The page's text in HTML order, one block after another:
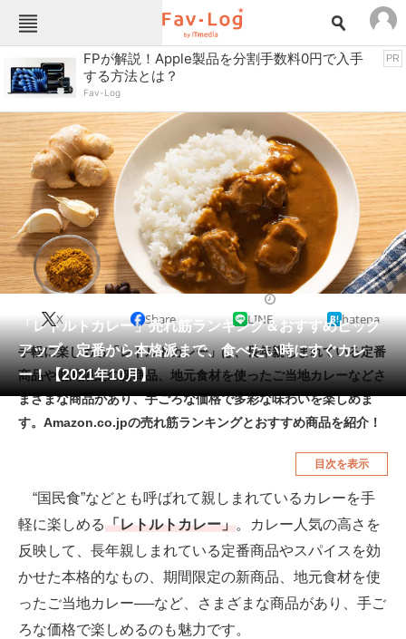
Fav-Logカテゴリー一覧
TOP
インテリア・収納 おもちゃ・ホビー
カメラ キッチン家電
キッチン用品 ゲーム
コンテンツ・サービス スイーツ・お菓子
スポーツ・レジャー スマホ・携帯電話
パソコン・タブレット ファッション
ペット 家電
工具・DIY 本・DVD・CD
生活家電 生活用品
空調・季節家電 美容・コスメ
釣り具・釣り用品 食品・飲料・お酒
メディア
FPが解説！Apple製品を分割手数料0円で入手
する方法とは？
Fav-Log
PR
「レトルトカレー」売れ筋ランキング＆おすすめピック
アップ 定番から本格派まで、食べたい時にすぐカレ
ー！【2021年10月】
X Share LINE hatena
手軽に楽しめる「レトルトカレー」は、長年親しまれている定番
商品や期間限定の新商品、地元食材を使ったご当地カレーなどさ
まざまな商品があり、手ごろな価格で多彩な味わいを楽しめま
す。Amazon.co.jpの売れ筋ランキングとおすすめ商品を紹介！
目次を表示
“国民食”などとも呼ばれて親しまれているカレーを手
軽に楽しめる「レトルトカレー」。カレー人気の高さを
反映して、長年親しまれている定番商品やスパイスを効
かせた本格的なもの、期間限定の新商品、地元食材を使
ったご当地カレー──など、さまざまな商品があり、手ご
ろな価格で楽しめるのも魅力です。